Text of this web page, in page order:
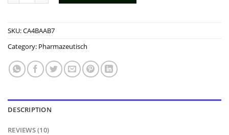
SKU:CA4BAAB7
Category: Pharmazeutisch
DESCRIPTION
REVIEWS (10)